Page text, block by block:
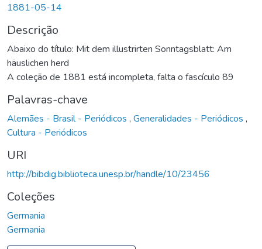
1881-05-14
Descrição
Abaixo do título: Mit dem illustrirten Sonntagsblatt: Am
häuslichen herd
A coleção de 1881 está incompleta, falta o fascículo 89
Palavras-chave
Alemães - Brasil - Periódicos , Generalidades - Periódicos ,
Cultura - Periódicos
URI
http://bibdig.biblioteca.unesp.br/handle/10/23456
Coleções
Germania
Germania